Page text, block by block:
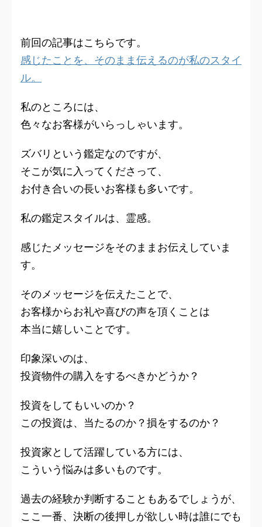
前回の記事はこちらです。
感じたことを、そのまま伝えるのが私のスタイ
ル。
私のところには、
色々なお客様がいらっしゃいます。
ズバリという鑑定なのですが、
そこが気に入ってくださって、
お付き合いの長いお客様も多いです。
私の鑑定スタイルは、霊感。
感じたメッセージをそのままお伝えしていま
す。
そのメッセージを伝えたことで、
お客様からお礼や喜びの声を頂くことは
本当に嬉しいことです。
印象深いのは、
投資物件の購入をするべきかどうか？
投資をしてもいいのか？
この投資は、当たるのか？損をするのか？
投資家として活躍している方には、
こういう悩みは多いものです。
過去の経験か判断することもあるでしょうが、
ここ一番、決断の後押しが欲しい時は誰にでも